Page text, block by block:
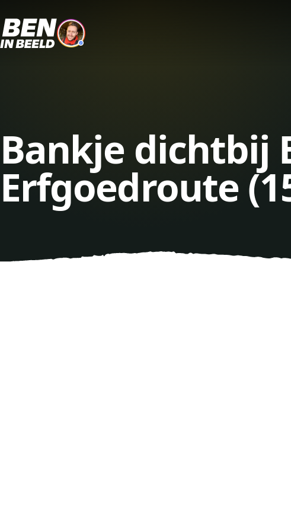
Bankje dichtbij
Erfgoedroute